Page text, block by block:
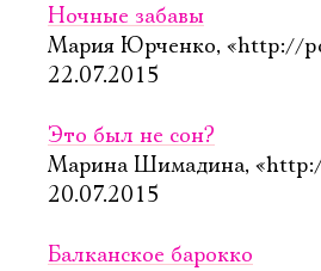
Ночные забавы
Мария Юрченко, «http://
22.07.2015
Это был не сон?
Марина Шимадина,
20.07.2015
Балканское барокко